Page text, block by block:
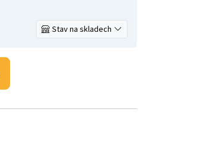
Stav na skladech